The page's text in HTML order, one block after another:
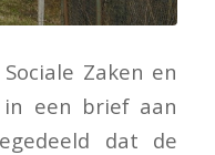
Zaken en
in een brief aan
dat de